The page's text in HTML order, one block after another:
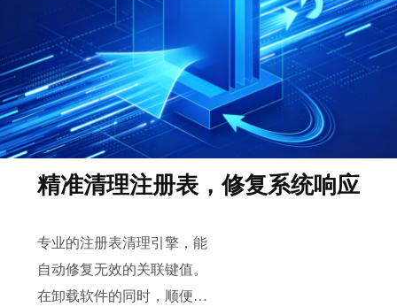
精准清理注册表，修复系统响应
专业的注册表清理引擎，能
自动修复无效的关联键值。
在卸载软件的同时，顺便给